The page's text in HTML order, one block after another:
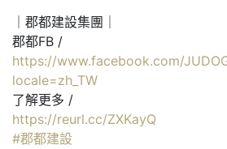
｜郡都建設集團｜
郡都FB /
https://www.facebook.com/
locale=zh_TW
了解更多 /
https://reurl.cc/ZXKayQ
#郡都建設